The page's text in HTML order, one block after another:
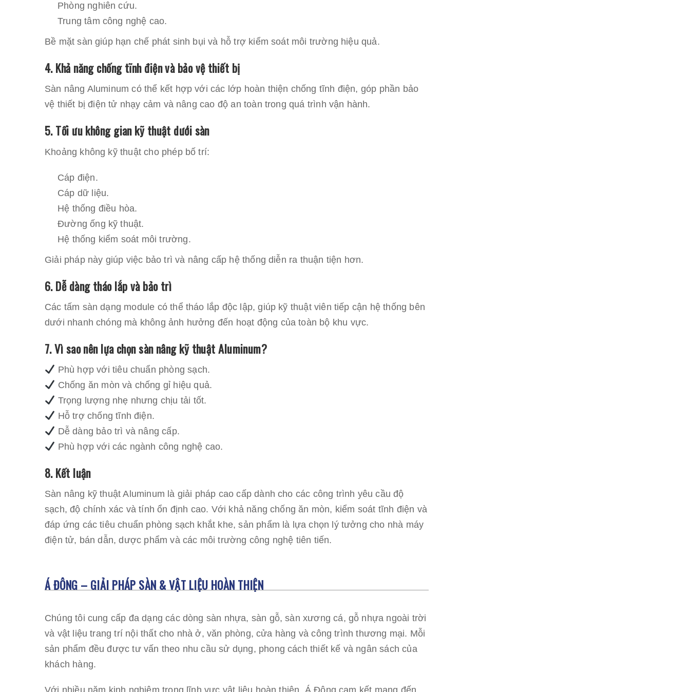
Phòng nghiên cứu.
Trung tâm công nghệ cao.
Bề mặt sàn giúp hạn chế phát sinh bụi và hỗ trợ kiểm soát môi trường hiệu quả.
4. Khả năng chống tĩnh điện và bảo vệ thiết bị
Sàn nâng Aluminum có thể kết hợp với các lớp hoàn thiện chống tĩnh điện, góp phần bảo
vệ thiết bị điện tử nhạy cảm và nâng cao độ an toàn trong quá trình vận hành.
5. Tối ưu không gian kỹ thuật dưới sàn
Khoảng không kỹ thuật cho phép bố trí:
Cáp điện.
Cáp dữ liệu.
Hệ thống điều hòa.
Đường ống kỹ thuật.
Hệ thống kiểm soát môi trường.
Giải pháp này giúp việc bảo trì và nâng cấp hệ thống diễn ra thuận tiện hơn.
6. Dễ dàng tháo lắp và bảo trì
Các tấm sàn dạng module có thể tháo lắp độc lập, giúp kỹ thuật viên tiếp cận hệ thống bên
dưới nhanh chóng mà không ảnh hưởng đến hoạt động của toàn bộ khu vực.
7. Vì sao nên lựa chọn sàn nâng kỹ thuật Aluminum?
Phù hợp với tiêu chuẩn phòng sạch.
Chống ăn mòn và chống gỉ hiệu quả.
Trọng lượng nhẹ nhưng chịu tải tốt.
Hỗ trợ chống tĩnh điện.
Dễ dàng bảo trì và nâng cấp.
Phù hợp với các ngành công nghệ cao.
8. Kết luận
Sàn nâng kỹ thuật Aluminum là giải pháp cao cấp dành cho các công trình yêu cầu độ
sạch, độ chính xác và tính ổn định cao. Với khả năng chống ăn mòn, kiểm soát tĩnh điện và
đáp ứng các tiêu chuẩn phòng sạch khắt khe, sản phẩm là lựa chọn lý tưởng cho nhà máy
điện tử, bán dẫn, dược phẩm và các môi trường công nghệ tiên tiến.
Á ĐÔNG – GIẢI PHÁP SÀN & VẬT LIỆU HOÀN THIỆN
Chúng tôi cung cấp đa dạng các dòng sàn nhựa, sàn gỗ, sàn xương cá, gỗ nhựa ngoài trời
và vật liệu trang trí nội thất cho nhà ở, văn phòng, cửa hàng và công trình thương mại. Mỗi
sản phẩm đều được tư vấn theo nhu cầu sử dụng, phong cách thiết kế và ngân sách của
khách hàng.
Với nhiều năm kinh nghiệm trong lĩnh vực vật liệu hoàn thiện, Á Đông cam kết mang đến